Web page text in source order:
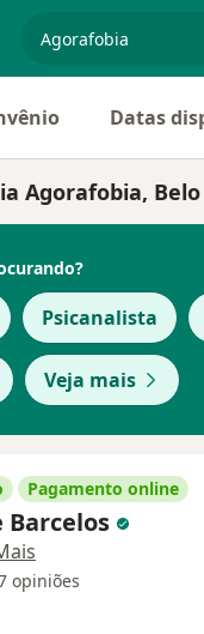
Datas
Agorafobia,
Psicanalista
Veja mais
Pagamento online
Barcelos
opiniões